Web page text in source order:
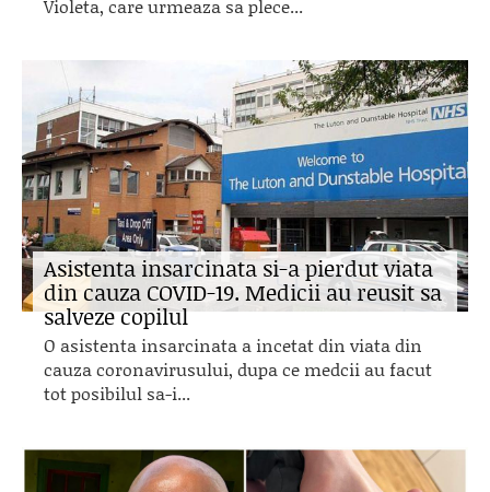
Violeta, care urmeaza sa plece...
Asistenta insarcinata si-a pierdut viata
din cauza COVID-19. Medicii au reusit sa
salveze copilul
O asistenta insarcinata a incetat din viata din
cauza coronavirusului, dupa ce medcii au facut
tot posibilul sa-i...